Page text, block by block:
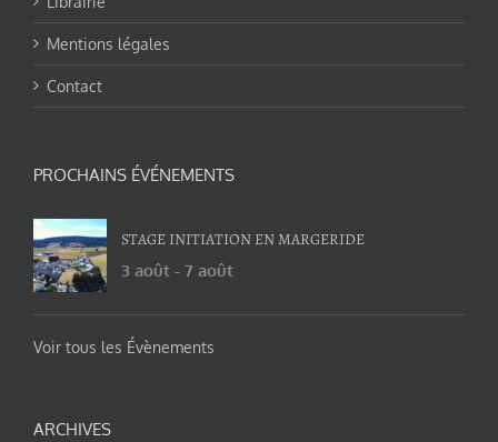
Mentions légales
Contact
PROCHAINS ÉVÉNEMENTS
STAGE INITIATION EN MARGERIDE
3 août - 7 août
Voir tous les Évènements
ARCHIVES